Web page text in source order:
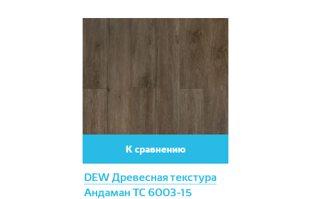
DEW Древесная текстура
Андаман ТС 6003-15
К сравнению